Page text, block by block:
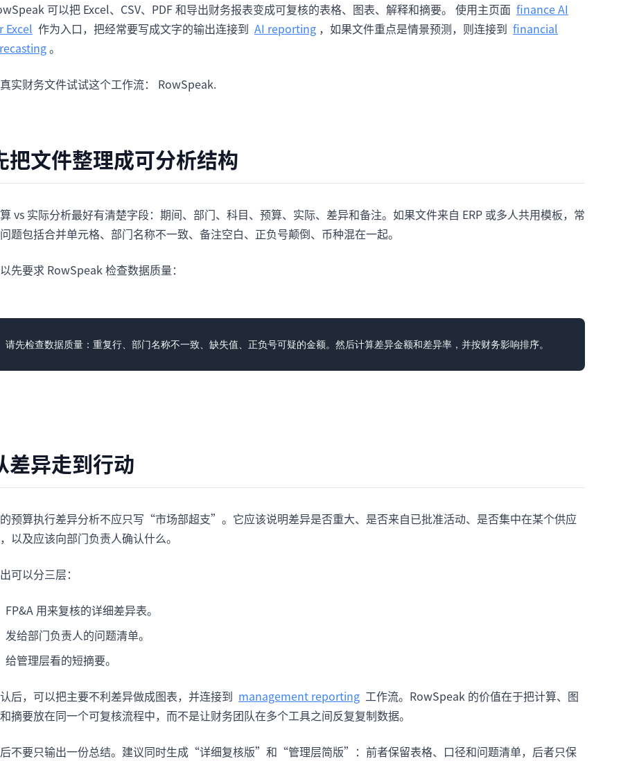
可以把 Excel、CSV、PDF 和导出财务报表变成可复核的表格、图表、解释和摘要。 使用主页面 finance AI
Excel 作为入口，把经常要写成文字的输出连接到 AI reporting ，如果文件重点是情景预测，则连接到 financial
。
实财务文件试试这个工作流： RowSpeak.
把文件整理成可分析结构
vs 实际分析最好有清楚字段：期间、部门、科目、预算、实际、差异和备注。如果文件来自 ERP 或多人共用模板，常
题包括合并单元格、部门名称不一致、备注空白、正负号颠倒、币种混在一起。
先要求 RowSpeak 检查数据质量：
差异走到行动
预算执行差异分析不应只写“市场部超支”。它应该说明差异是否重大、是否来自已批准活动、是否集中在某个供应
以及应该向部门负责人确认什么。
可以分三层：
FP&A 用来复核的详细差异表。
发给部门负责人的问题清单。
给管理层看的短摘要。
后，可以把主要不利差异做成图表，并连接到 management reporting 工作流。RowSpeak 的价值在于把计算、图
摘要放在同一个可复核流程中，而不是让财务团队在多个工具之间反复复制数据。
不要只输出一份总结。建议同时生成“详细复核版”和“管理层简版”：前者保留表格、口径和问题清单，后者只保